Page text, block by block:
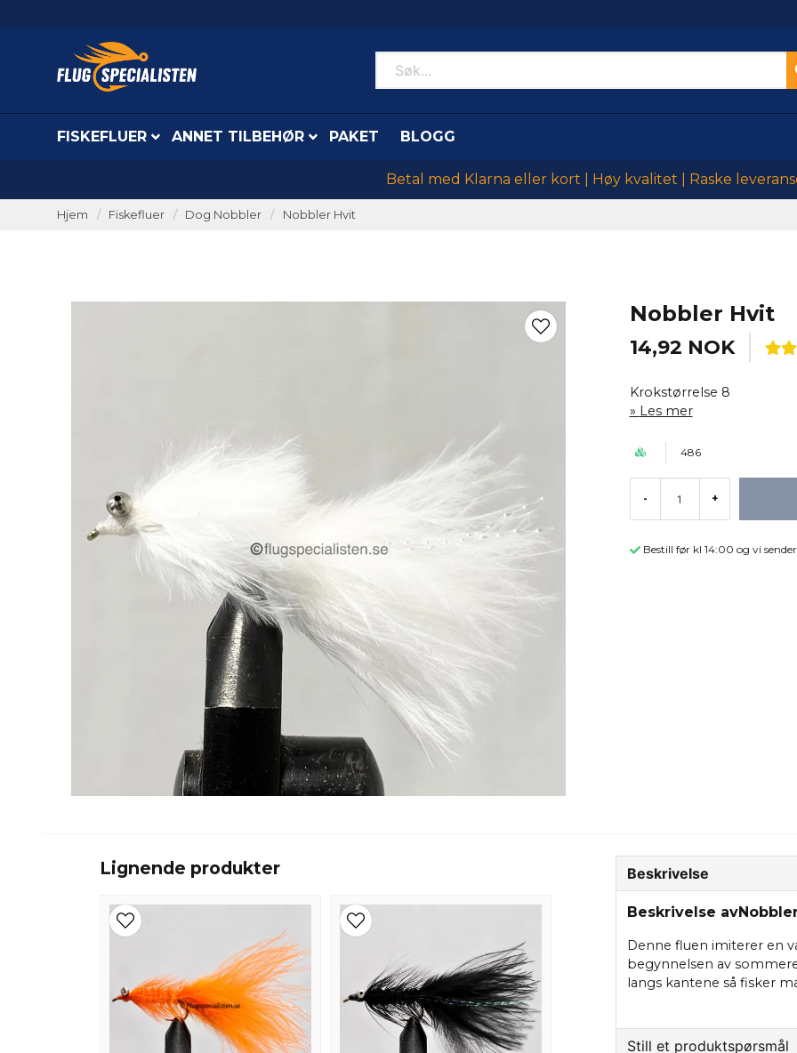
FISKEFLUER ANNET TILBEHØR PAKET BLOGG
Betal med Klarna eller kort | Høy kvalitet | Raske
Hjem Fiskefluer Dog Nobbler Nobbler Hvit
Nobbler Hvit
14,92 NOK
Krokstørrelse 8
Les mer
486
- +
Bestill før kl 14:00 og vi
Lignende produkter Beskrivelse
Beskrivelse
Denne fluen imiterer en
begynnelsen av
langs kantene så fisker
Still et produktspørsmål